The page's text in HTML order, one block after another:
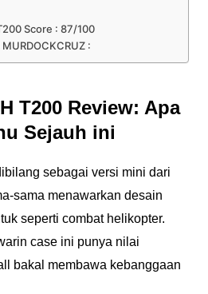
Score : 87/100
:
T200 Review: Apa
Sejauh ini
sebagai versi mini dari
sama menawarkan desain
seperti combat helikopter.
case ini punya nilai
bakal membawa kebanggaan